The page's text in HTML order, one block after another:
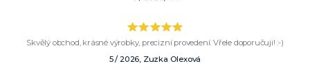
Skvělý obchod, krásné výrobky, precizní provedení. Vřele doporučuji! :-)
5 / 2026, Zuzka Olexová